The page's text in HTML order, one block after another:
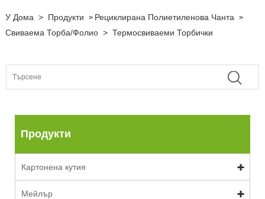
У Дома > Продукти > Рециклирана Полиетиленова Чанта >
Свиваема Торба/фолио > Термосвиваеми Торбички
Продукти
Картонена кутия
Мейлър